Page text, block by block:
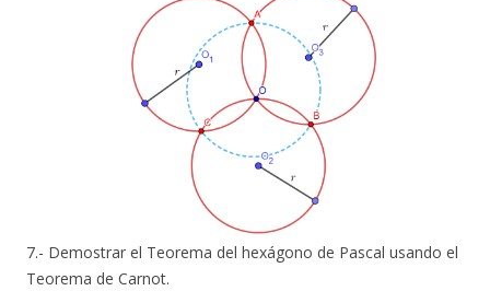
7.- Demostrar el Teorema del hexágono de Pascal usando el
Teorema de Carnot.